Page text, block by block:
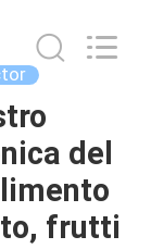
del
frutti